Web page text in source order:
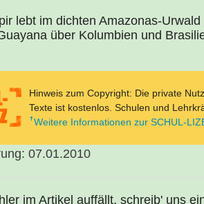
lebt im dichten Amazonas-
über Kolumbien und
Hinweis zum Copyright: Die private
Texte ist kostenlos. Schulen und
Weitere Informationen zur SCHUL-
07.01.2010
im Artikel auffällt, schreib' uns